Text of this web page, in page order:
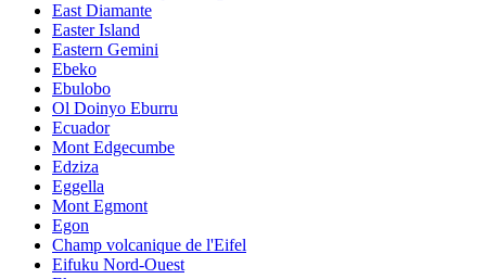
East Diamante
Easter Island
Eastern Gemini
Ebeko
Ebulobo
Ol Doinyo Eburru
Ecuador
Mont Edgecumbe
Edziza
Eggella
Mont Egmont
Egon
Champ volcanique de l'Eifel
Eifuku Nord-Ouest